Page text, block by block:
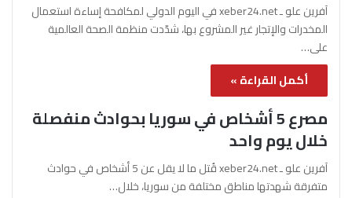
آفرين علو ـ xeber24.net في اليوم الدولي لمكافحة إساءة استعمال
المخدرات والإتجار غير المشروع بها، شدّدت منظمة الصحة العالمية
على…
أكمل القراءة »
مصرع 5 أشخاص في سوريا بحوادث منفصلة
خلال يوم واحد
آفرين علو ـ xeber24.net قُتل ما لا يقل عن 5 أشخاص في حوادث
متفرقة شهدتها مناطق مختلفة من سوريا، خلال…